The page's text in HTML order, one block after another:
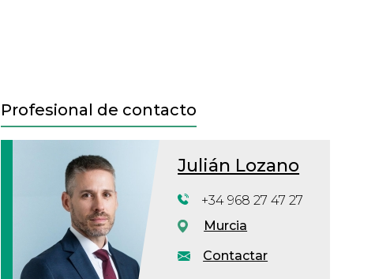
Profesional de contacto
Julián Lozano
Contactar
+34 968 27 47 27
Murcia